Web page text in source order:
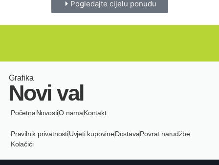
Pogledajte cijelu ponudu
Grafika
Novi val
PočetnaNovostiO namaKontakt
Pravilnik privatnostiUvjeti kupovineDostavaPovrat narudžbe
Kolačići